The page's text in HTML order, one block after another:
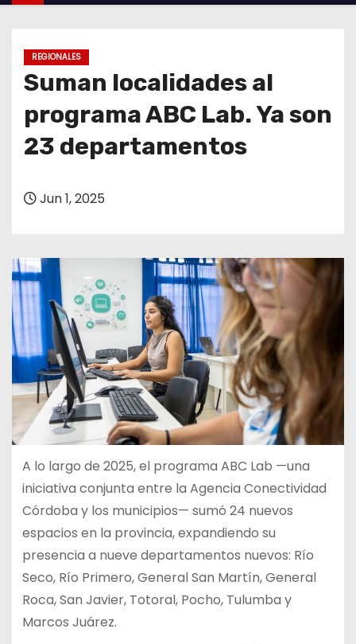
o
REGIONALES
Suman localidades al
programa ABC Lab. Ya son
23 departamentos
Jun 1, 2025
A lo largo de 2025, el programa ABC Lab —una
iniciativa conjunta entre la Agencia Conectividad
Córdoba y los municipios— sumó 24 nuevos
espacios en la provincia, expandiendo su
presencia a nueve departamentos nuevos: Río
Seco, Río Primero, General San Martín, General
Roca, San Javier, Totoral, Pocho, Tulumba y
Marcos Juárez.